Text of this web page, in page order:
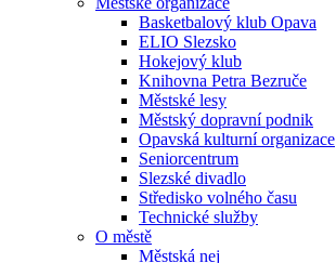
Basketbalový klub Opava
ELIO Slezsko
Hokejový klub
Knihovna Petra Bezruče
Městské lesy
Městský dopravní podnik
Opavská kulturní organizace
Seniorcentrum
Slezské divadlo
Středisko volného času
Technické služby
O městě
Městská nej